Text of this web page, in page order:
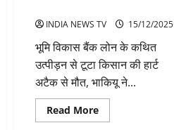
INDIA NEWS TV 15/12/2025
भूमि विकास बैंक लोन के कथित
उत्पीड़न से टूटा किसान की हार्ट
अटैक से मौत, भाकियू ने...
Read MoreRead
more